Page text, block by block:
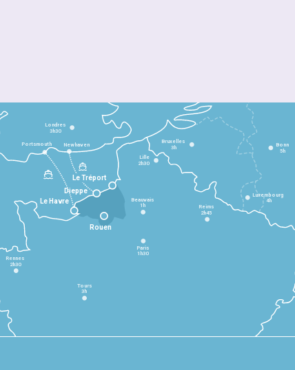
Le Havre
Dieppe
Le Tréport
Rennes
2h30
Tours
3h
Paris
1h30
Beauvais
1h Reims
2h45
Lille
2h30
Bruxelles
3h
Londres
3h30
Newhaven
Portsmouth Bonn
5h
Luxembourg
4h
Rouen